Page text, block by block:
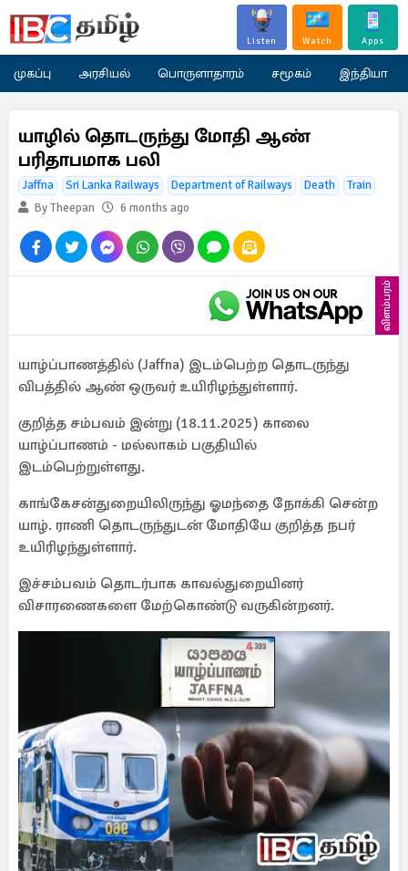
Listen Watch Apps
முகப்பு அரசியல் பொருளாதாரம் சமூகம் இந்தியா
யாழில் தொடருந்து மோதி ஆண்
பரிதாபமாக பலி
Jaffna Sri Lanka Railways Department of Railways Death
Train
By Theepan
6 months ago
விளம்பரம்
யாழ்ப்பாணத்தில் (Jaffna) இடம்பெற்ற தொடருந்து
விபத்தில் ஆண் ஒருவர் உயிரிழந்துள்ளார்.
குறித்த சம்பவம் இன்று (18.11.2025) காலை
யாழ்ப்பாணம் - மல்லாகம் பகுதியில்
இடம்பெற்றுள்ளது.
காங்கேசன்துறையிலிருந்து ஓமந்தை நோக்கி சென்ற
யாழ். ராணி தொடருந்துடன் மோதியே குறித்த நபர்
உயிரிழந்துள்ளார்.
இச்சம்பவம் தொடர்பாக காவல்துறையினர்
விசாரணைகளை மேற்கொண்டு வருகின்றனர்.